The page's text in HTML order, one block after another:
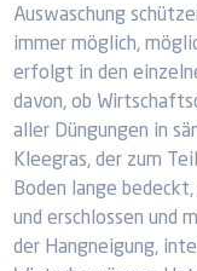
Auswaschung
immer möglich,
erfolgt in den
davon, ob
aller Düngungen in
Kleegras, der zum
Boden lange
und erschlossen und
der Hangneigung,